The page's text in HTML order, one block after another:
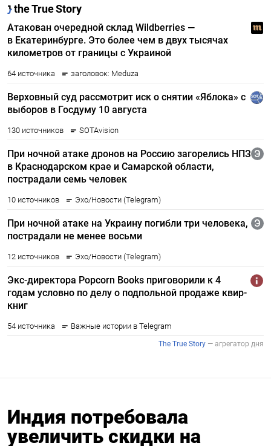
Индия потребовала
увеличить скидки на